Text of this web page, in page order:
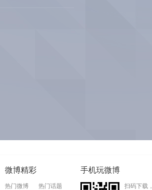
微博精彩
热门微博 热门话题
手机玩微博
扫码下载